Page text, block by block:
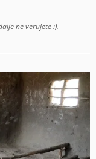
ne verujete :).